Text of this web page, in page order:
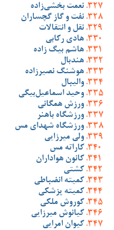
نعمت بخشی‌زاده
نفت و گاز گچساران
نقل و انتقالات
هادی رکابی
هاشم بیگ زاده
هندبال
هوشنگ نصیرزاده
والیبال
وحید اسماعیل‌بیگی
ورزش همگانی
ورزشگاه باهنر
ورزشگاه شهدای مس
ولی میرزایی
کاراته مس
کانون هواداران
کشتی
کمیته انضباطی
کمیته پزشکی
کوروش ملکی
کیانوش میرزایی
کیوان امرایی